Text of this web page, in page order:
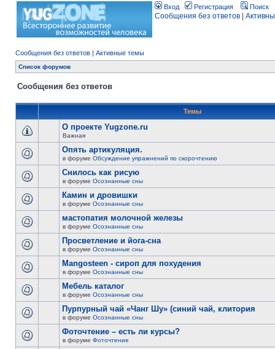
Вход Регистрация Поиск
Сообщения без ответов
Сообщения без ответов | Активные темы
Список форумов
Сообщения без ответов
Темы
О проекте Yugzone.ru
Важная
Опять артикуляция.
в форуме Обсуждение упражнений по скорочтению
Снилось как рисую
в форуме Осознанные сны
Камин и дровишки
в форуме Осознанные сны
мастопатия молочной железы
в форуме Осознанные сны
Просветление и йога-сна
в форуме Осознанные сны
Mangosteen - сироп для похудения
в форуме Осознанные сны
Мебель каталог
в форуме Осознанные сны
Пурпурный чай «Чанг Шу» (синий чай, клитория
в форуме Осознанные сны
Фоточтение – есть ли курсы?
в форуме Фоточтение